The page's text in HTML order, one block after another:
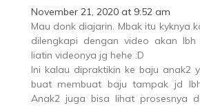
November 21, 2020 at 9:52 am
Mau donk diajarin. Mbak itu kyknya
dilengkapi dengan video akan
liatin videonya jg hehe :D
Ini kalau dipraktikin ke baju anak2
buat membuat baju tampak jd
Anak2 juga bisa lihat prosesnya